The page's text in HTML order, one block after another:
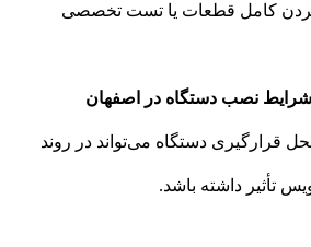
کامل قطعات یا تست تخصصی
نصب دستگاه در اصفهان
قرارگیری دستگاه می‌تواند در روند
تأثیر داشته باشد.